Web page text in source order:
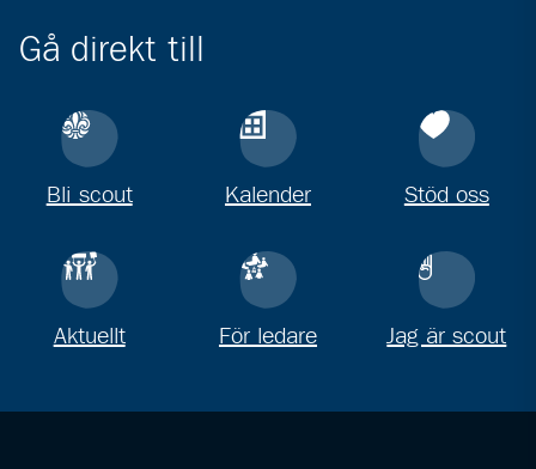
Gå direkt till
Bli scout Kalender Stöd oss
Aktuellt För ledare Jag är scout